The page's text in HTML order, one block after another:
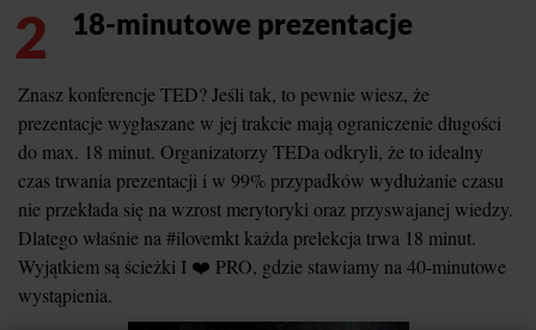
2 18-minutowe prezentacje
Znasz konferencje TED? Jeśli tak, to pewnie wiesz, że
prezentacje wygłaszane w jej trakcie mają ograniczenie długości
do max. 18 minut. Organizatorzy TEDa odkryli, że to idealny
czas trwania prezentacji i w 99% przypadków wydłużanie czasu
nie przekłada się na wzrost merytoryki oraz przyswajanej wiedzy.
Dlatego właśnie na #ilovemkt każda prelekcja trwa 18 minut.
Wyjątkiem są ścieżki I ❤️ PRO, gdzie stawiamy na 40-minutowe
wystąpienia.